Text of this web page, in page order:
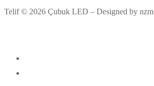
Telif © 2026 Çubuk LED – Designed by nzm